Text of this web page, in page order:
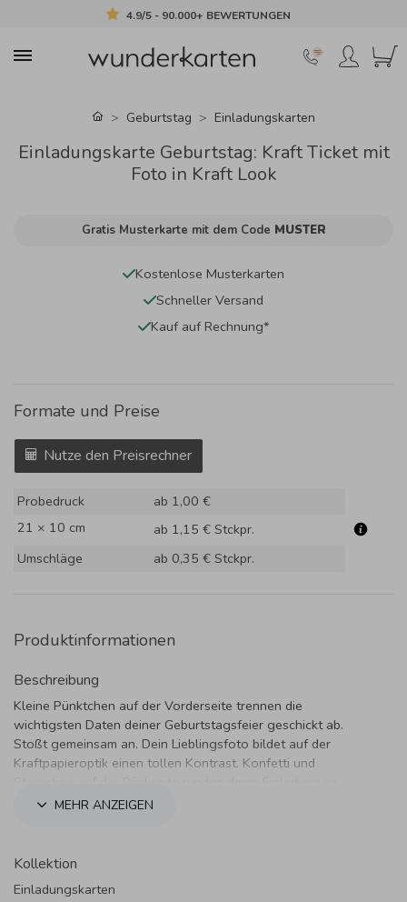
4.9/5 - 90.000+ BEWERTUNGEN
Geburtstag Einladungskarten
Einladungskarte Geburtstag: Kraft Ticket mit
Foto in Kraft Look
Gratis Musterkarte mit dem Code MUSTER
Kostenlose Musterkarten
Schneller Versand
Kauf auf Rechnung*
Formate und Preise
Nutze den Preisrechner
Probedruck
ab 1,00 €
21 × 10 cm
ab 1,15 € Stckpr.
Umschläge
ab 0,35 € Stckpr.
Produktinformationen
Beschreibung
Kleine Pünktchen auf der Vorderseite trennen die
wichtigsten Daten deiner Geburtstagsfeier geschickt ab.
Stoßt gemeinsam an. Dein Lieblingsfoto bildet auf der
Kraftpapieroptik einen tollen Kontrast. Konfetti und
Ticketformat perfekt ab.
MEHR ANZEIGEN
Kollektion
Einladungskarten